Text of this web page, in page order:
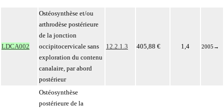
LDCA002
Ostéosynthèse et/ou
arthrodèse postérieure
de la jonction
occipitocervicale sans
exploration du contenu
canalaire, par abord
postérieur
12.2.1.3 405,88 € 1,4 2005 →
Ostéosynthèse
postérieure de la